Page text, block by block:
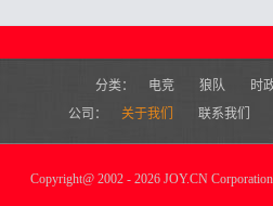
分类： 电竞 狼队 时
公司：
关于我们 联系我们
Copyright@2002 - 2026 JOY.CN